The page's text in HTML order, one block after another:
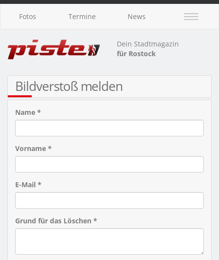
Fotos Termine News
Dein Stadtmagazin
für Rostock
Bildverstoß melden
Name *
Vorname *
E-Mail *
Grund für das Löschen *